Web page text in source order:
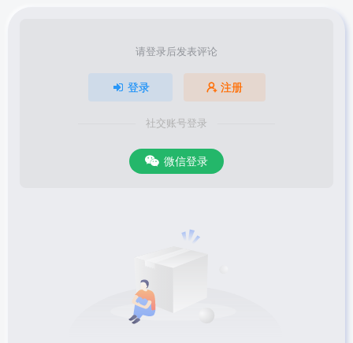
请登录后发表评论
登录 注册
社交账号登录
微信登录